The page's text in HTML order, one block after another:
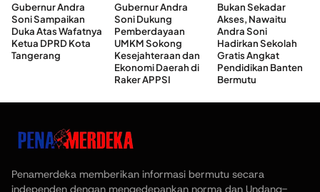
Gubernur Andra
Soni Sampaikan
Duka Atas Wafatnya
Ketua DPRD Kota
Tangerang
Gubernur Andra
Soni Dukung
Pemberdayaan
UMKM Sokong
Kesejahteraan dan
Ekonomi Daerah di
Raker APPSI
Bukan Sekadar
Akses, Nawaitu
Andra Soni
Hadirkan Sekolah
Gratis Angkat
Pendidikan Banten
Bermutu
Penamerdeka memberikan informasi bermutu secara